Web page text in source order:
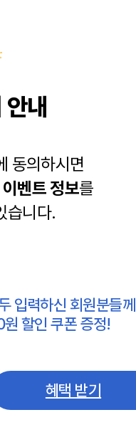
내
동의하시면
이벤트 정보를
습니다.
입력하신 회원분들께
할인 쿠폰 증정!
혜택 받기